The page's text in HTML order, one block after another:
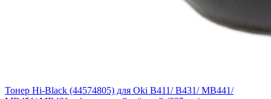
Тонер Hi-Black (44574805) для Oki B411/ B431/ MB441/